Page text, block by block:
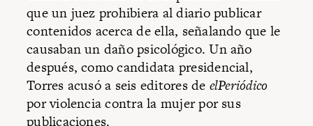
que un juez prohibiera al diario publicar
contenidos acerca de ella, señalando que le
causaban un daño psicológico. Un año
después, como candidata presidencial,
Torres acusó a seis editores de elPeriódico
por violencia contra la mujer por sus
publicaciones.